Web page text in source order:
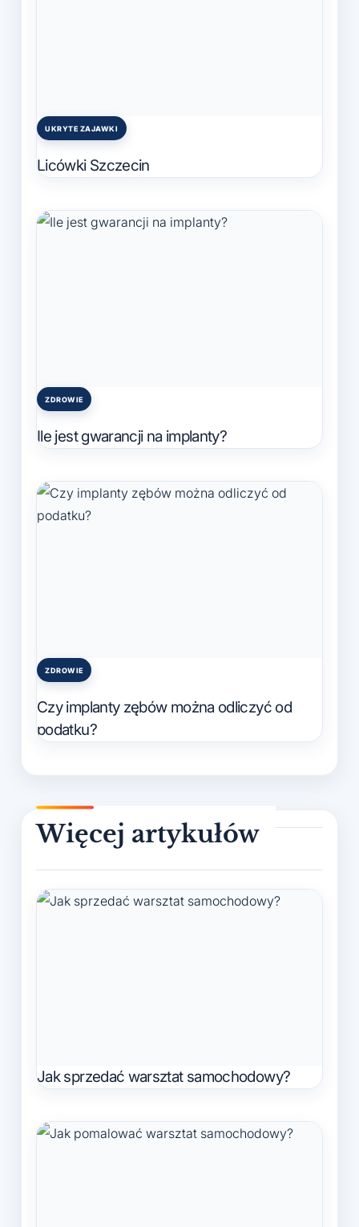
Posted
UKRYTE ZAJAWKI
Licówki Szczecin
Posted
ZDROWIE
Ile jest gwarancji na implanty?
Posted
ZDROWIE
Czy implanty zębów można odliczyć od
podatku?
Jak sprzedać warsztat samochodowy?